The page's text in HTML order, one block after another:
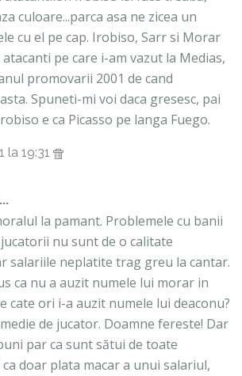
culoare...parca asa ne zicea un
cu el pe cap. Irobiso, Sarr si Morar
pe care i-am vazut la Medias,
promovarii 2001 de cand
Spuneti-mi voi daca gresesc, pai
e ca Picasso pe langa Fuego.
la 19:31
la pamant. Problemele cu banii
nu sunt de o calitate
salariile neplatite trag greu la cantar.
ca nu a auzit numele lui morar in
cate ori i-a auzit numele lui deaconu?
de jucator. Doamne fereste! Dar
par ca sunt sătui de toate
doar plata macar a unui salariul,